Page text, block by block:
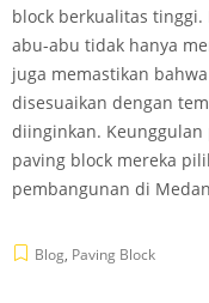
block berkualitas
abu-abu tidak hanya
juga memastikan
disesuaikan dengan
diinginkan. Keunggulan
paving block mereka
pembangunan di
Blog, Paving Block